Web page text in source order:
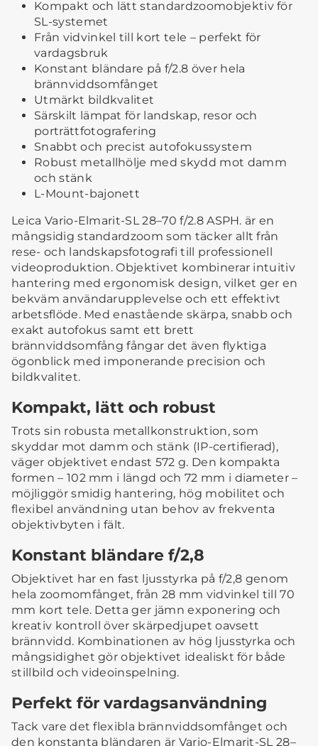
Kompakt och lätt standardzoomobjektiv för
SL-systemet
Från vidvinkel till kort tele – perfekt för
vardagsbruk
Konstant bländare på f/2.8 över hela
brännviddsomfånget
Utmärkt bildkvalitet
Särskilt lämpat för landskap, resor och
porträttfotografering
Snabbt och precist autofokussystem
Robust metallhölje med skydd mot damm
och stänk
L-Mount-bajonett
Leica Vario-Elmarit-SL 28–70 f/2.8 ASPH. är en
mångsidig standardzoom som täcker allt från
rese- och landskapsfotografi till professionell
videoproduktion. Objektivet kombinerar intuitiv
hantering med ergonomisk design, vilket ger en
bekväm användarupplevelse och ett effektivt
arbetsflöde. Med enastående skärpa, snabb och
exakt autofokus samt ett brett
brännviddsomfång fångar det även flyktiga
ögonblick med imponerande precision och
bildkvalitet.
Kompakt, lätt och robust
Trots sin robusta metallkonstruktion, som
skyddar mot damm och stänk (IP-certifierad),
väger objektivet endast 572 g. Den kompakta
formen – 102 mm i längd och 72 mm i diameter –
möjliggör smidig hantering, hög mobilitet och
flexibel användning utan behov av frekventa
objektivbyten i fält.
Konstant bländare f/2,8
Objektivet har en fast ljusstyrka på f/2,8 genom
hela zoomomfånget, från 28 mm vidvinkel till 70
mm kort tele. Detta ger jämn exponering och
kreativ kontroll över skärpedjupet oavsett
brännvidd. Kombinationen av hög ljusstyrka och
mångsidighet gör objektivet idealiskt för både
stillbild och videoinspelning.
Perfekt för vardagsanvändning
Tack vare det flexibla brännviddsomfånget och
den konstanta bländaren är Vario-Elmarit-SL 28–